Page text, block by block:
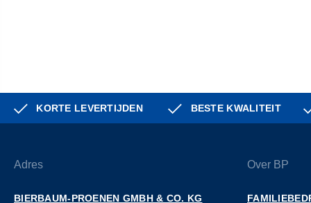
KORTE LEVERTIJDEN BESTE KWALITEIT
Adres
BIERBAUM-PROENEN GMBH & CO. KG
Over BP